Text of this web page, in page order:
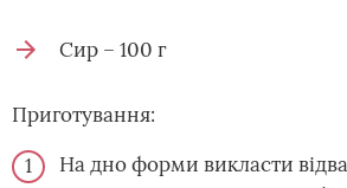
Сир – 100 г
Приготування:
На дно форми викласти